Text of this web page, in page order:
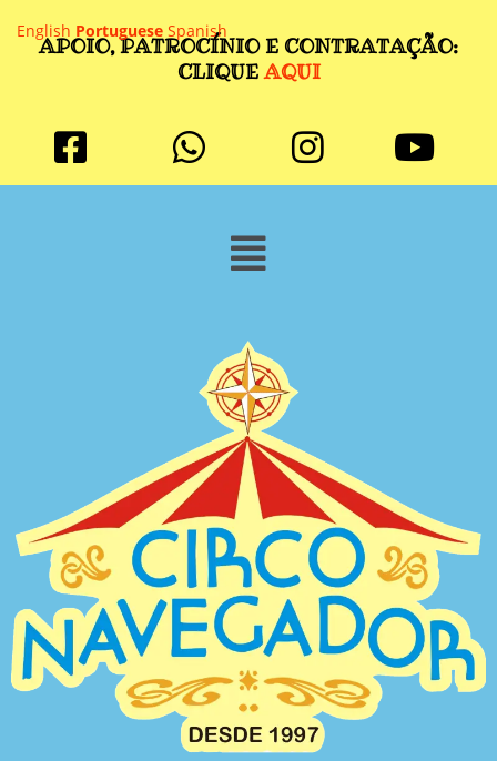
APOIO, PATROCÍNIO E CONTRATAÇÃO:
CLIQUEAQUI
English Portuguese Spanish